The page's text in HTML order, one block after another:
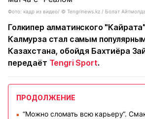
Фото: кадр из видео/ ©️ Tengrinews.kz / Болат Айтмолда
Голкипер алматинского
Калмурза стал самым
Казахстана, обойдя Бахтиёра
передаёт Tengri Sport.
ПРОДОЛЖЕНИЕ
■
“Можно сломать всю карьеру“.